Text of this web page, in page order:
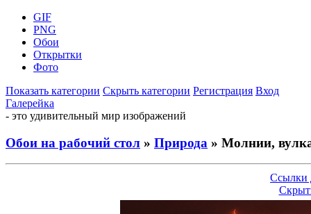
GIF
PNG
Обои
Открытки
Фото
Показать категории Скрыть категории Регистрация Вход
Галерейка
- это удивительный мир изображений
Обои на рабочий стол » Природа » Молнии,
Ссылки